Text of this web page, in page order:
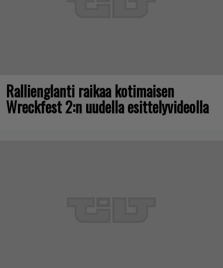
Rallienglanti raikaa kotimaisen
Wreckfest 2:n uudella esittelyvideolla